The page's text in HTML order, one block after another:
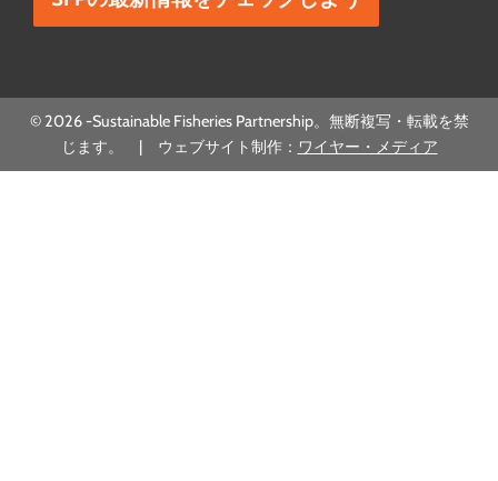
© 2026 -Sustainable Fisheries Partnership。無断複写・転載を禁
じます。 | ウェブサイト制作： ワイヤー・メディア